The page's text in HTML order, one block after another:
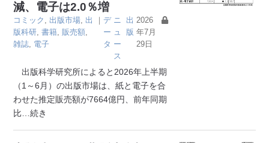
減、電子は2.0％増
コミック , 出版市場, 出
版科研,書籍,販売額,
雑誌, 電子
｜デ
ー
タ
ニ
ュ
ー
ス
出
版
2026
年7月
29日
出版科学研究所によると2026年上半期
（1～6月）の出版市場は、紙と電子を合
わせた推定販売額が7664億円、前年同期
比 …続き